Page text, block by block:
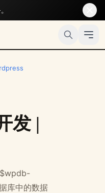
发 |
库中的数据